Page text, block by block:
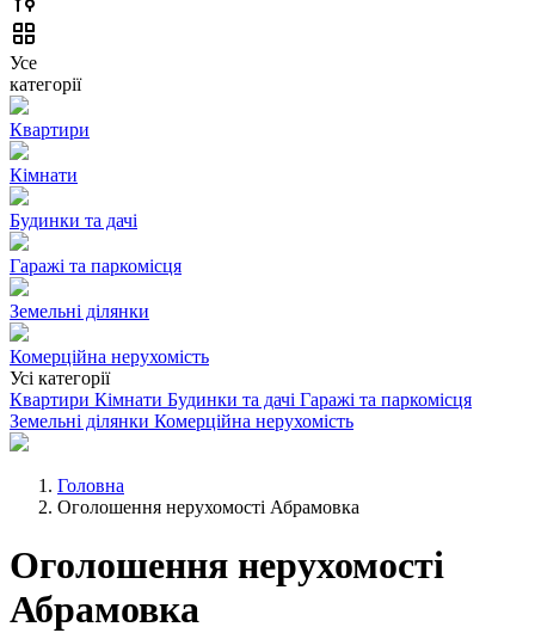
Усе
категорії
Квартири
Кімнати
Будинки та дачі
Гаражі та паркомісця
Земельні ділянки
Комерційна нерухомість
Усі категорії
Квартири Кімнати Будинки та дачі Гаражі та паркомісця
Земельні ділянки Комерційна нерухомість
Головна
Оголошення нерухомості Абрамовка
Оголошення нерухомості
Абрамовка